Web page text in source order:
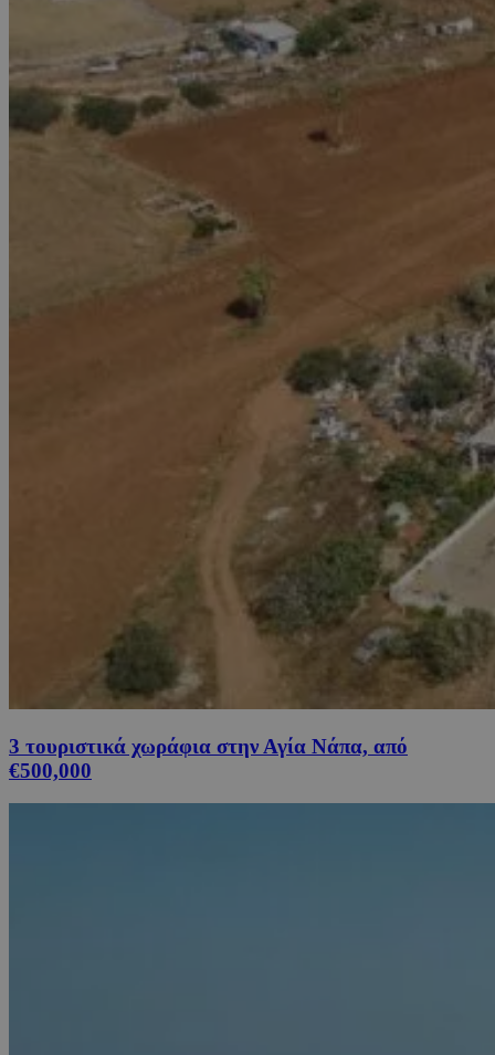
3 τουριστικά χωράφια στην Αγία Νάπα, από
€500,000